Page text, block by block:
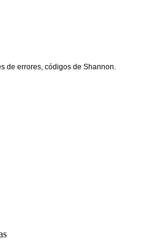
de errores, códigos de Shannon.